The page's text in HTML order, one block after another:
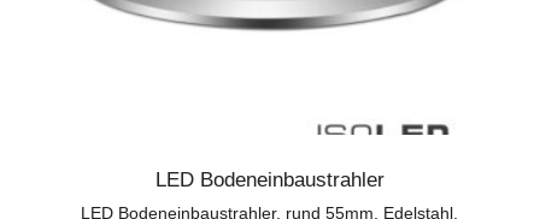
LED Bodeneinbaustrahler
LED Bodeneinbaustrahler, rund 55mm, Edelstahl,